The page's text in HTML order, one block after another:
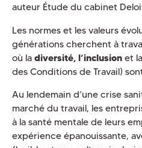
auteur Étude du cabinet
Les normes et les valeurs
générations cherchent à
où la diversité, l’inclusionet la
des Conditions de Travail)
Au lendemain d’une crise
marché du travail, les
à la santé mentale de leurs
expérience épanouissante,